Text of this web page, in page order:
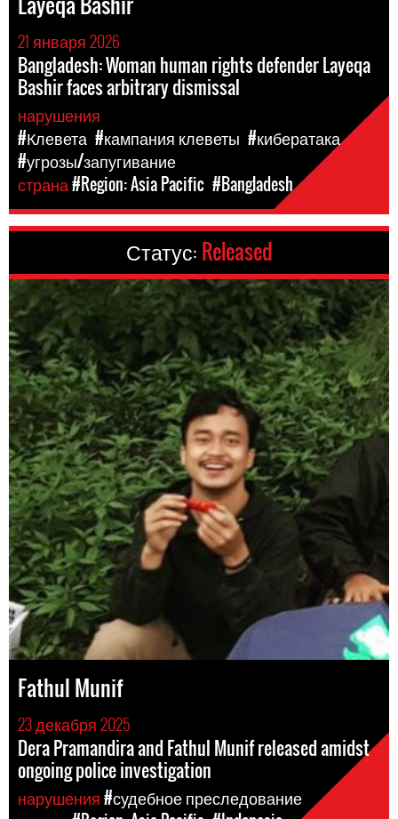
21 января 2026
Bangladesh: Woman human rights defender Layeqa
Bashir faces arbitrary dismissal
нарушения
#Клевета #кампания клеветы #кибератака
#угрозы/запугивание
страна#Region: Asia Pacific #Bangladesh
Статус: Released
Fathul Munif
23 декабря 2025
Dera Pramandira and Fathul Munif released amidst
ongoing police investigation
нарушения#судебное преследование